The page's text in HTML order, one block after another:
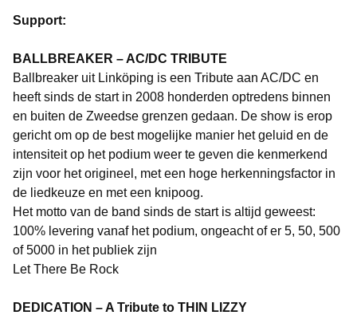
Support:
BALLBREAKER – AC/DC TRIBUTE
Ballbreaker uit Linköping is een Tribute aan AC/DC en
heeft sinds de start in 2008 honderden optredens binnen
en buiten de Zweedse grenzen gedaan. De show is erop
gericht om op de best mogelijke manier het geluid en de
intensiteit op het podium weer te geven die kenmerkend
zijn voor het origineel, met een hoge herkenningsfactor in
de liedkeuze en met een knipoog.
Het motto van de band sinds de start is altijd geweest:
100% levering vanaf het podium, ongeacht of er 5, 50, 500
of 5000 in het publiek zijn
Let There Be Rock
DEDICATION – A Tribute to THIN LIZZY